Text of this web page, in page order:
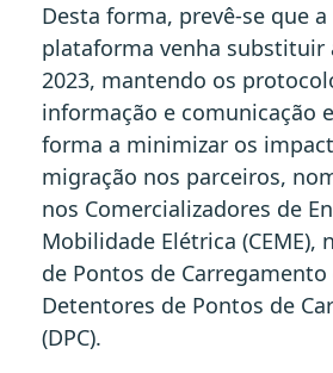
Desta forma, prevê-se que a
plataforma venha substituir
2023, mantendo os
informação e comunicação
forma a minimizar os
migração nos parceiros,
nos Comercializadores de
Mobilidade Elétrica (CEME),
de Pontos de Carregamento
Detentores de Pontos de
(DPC).